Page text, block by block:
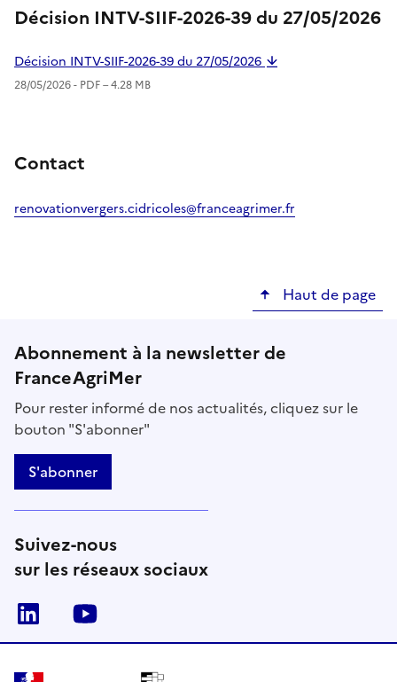
Décision INTV-SIIF-2026-39 du 27/05/2026
Décision INTV-SIIF-2026-39 du 27/05/2026
28/05/2026 - PDF– 4.28 MB
Contact
renovationvergers.cidricoles@franceagrimer.fr
Haut de page
Abonnement à la newsletter de
FranceAgriMer
Pour rester informé de nos actualités, cliquez sur le
bouton "S'abonner"
S'abonner
Suivez-nous
sur les réseaux sociaux
Linkedin